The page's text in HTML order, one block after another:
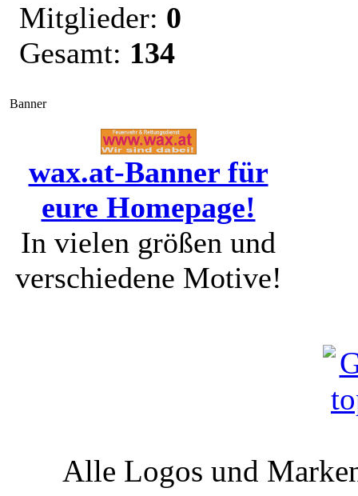
Mitglieder: 0
Gesamt: 134
Banner
wax.at-Banner für
eure Homepage!
In vielen größen und
verschiedene Motive!
Alle Logos und